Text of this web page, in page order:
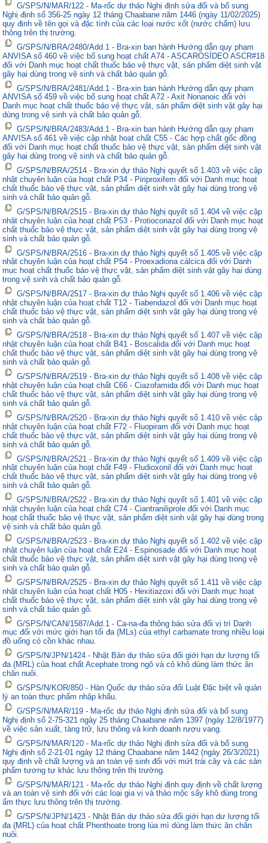
G/SPS/N/MAR/122 - Ma-rốc dự thảo Nghị định sửa đổi và bổ sung
Nghị định số 356-25 ngày 12 tháng Chaabane năm 1446 (ngày 11/02/2025)
quy định về tên gọi và đặc tính của các loại nước xốt (nước chấm) lưu
thông trên thị trường.
G/SPS/N/BRA/2480/Add.1 - Bra-xin ban hành Hướng dẫn quy phạm
ANVISA số 460 về việc bổ sung hoạt chất A74 - ASCAROSÍDEO ASCR#18
đối với Danh mục hoạt chất thuốc bảo vệ thực vật, sản phẩm diệt sinh vật
gây hại dùng trong vệ sinh và chất bảo quản gỗ.
G/SPS/N/BRA/2481/Add.1 - Bra-xin ban hành Hướng dẫn quy phạm
ANVISA số 459 về việc bổ sung hoạt chất A72 - Axit Nonanoic đối với
Danh mục hoạt chất thuốc bảo vệ thực vật, sản phẩm diệt sinh vật gây hại
dùng trong vệ sinh và chất bảo quản gỗ.
G/SPS/N/BRA/2483/Add.1 - Bra-xin ban hành Hướng dẫn quy phạm
ANVISA số 461 về việc cập nhật hoạt chất C55 - Các hợp chất gốc đồng
đối với Danh mục hoạt chất thuốc bảo vệ thực vật, sản phẩm diệt sinh vật
gây hại dùng trong vệ sinh và chất bảo quản gỗ.
G/SPS/N/BRA/2514 - Bra-xin dự thảo Nghị quyết số 1.403 về việc cập
nhật chuyên luận của hoạt chất P34 - Piriproxifem đối với Danh mục hoạt
chất thuốc bảo vệ thực vật, sản phẩm diệt sinh vật gây hại dùng trong vệ
sinh và chất bảo quản gỗ.
G/SPS/N/BRA/2515 - Bra-xin dự thảo Nghị quyết số 1.404 về việc cập
nhật chuyên luận của hoạt chất P53 - Protioconazol đối với Danh mục hoạt
chất thuốc bảo vệ thực vật, sản phẩm diệt sinh vật gây hại dùng trong vệ
sinh và chất bảo quản gỗ.
G/SPS/N/BRA/2516 - Bra-xin dự thảo Nghị quyết số 1.405 về việc cập
nhật chuyên luận của hoạt chất P54 - Proexadiona cálcica đối với Danh
mục hoạt chất thuốc bảo vệ thực vật, sản phẩm diệt sinh vật gây hại dùng
trong vệ sinh và chất bảo quản gỗ.
G/SPS/N/BRA/2517 - Bra-xin dự thảo Nghị quyết số 1.406 về việc cập
nhật chuyên luận của hoạt chất T12 - Tiabendazol đối với Danh mục hoạt
chất thuốc bảo vệ thực vật, sản phẩm diệt sinh vật gây hại dùng trong vệ
sinh và chất bảo quản gỗ.
G/SPS/N/BRA/2518 - Bra-xin dự thảo Nghị quyết số 1.407 về việc cập
nhật chuyên luận của hoạt chất B41 - Boscalida đối với Danh mục hoạt
chất thuốc bảo vệ thực vật, sản phẩm diệt sinh vật gây hại dùng trong vệ
sinh và chất bảo quản gỗ.
G/SPS/N/BRA/2519 - Bra-xin dự thảo Nghị quyết số 1.408 về việc cập
nhật chuyên luận của hoạt chất C66 - Ciazofamida đối với Danh mục hoạt
chất thuốc bảo vệ thực vật, sản phẩm diệt sinh vật gây hại dùng trong vệ
sinh và chất bảo quản gỗ.
G/SPS/N/BRA/2520 - Bra-xin dự thảo Nghị quyết số 1.410 về việc cập
nhật chuyên luận của hoạt chất F72 - Fluopiram đối với Danh mục hoạt
chất thuốc bảo vệ thực vật, sản phẩm diệt sinh vật gây hại dùng trong vệ
sinh và chất bảo quản gỗ.
G/SPS/N/BRA/2521 - Bra-xin dự thảo Nghị quyết số 1.409 về việc cập
nhật chuyên luận của hoạt chất F49 - Fludioxonil đối với Danh mục hoạt
chất thuốc bảo vệ thực vật, sản phẩm diệt sinh vật gây hại dùng trong vệ
sinh và chất bảo quản gỗ.
G/SPS/N/BRA/2522 - Bra-xin dự thảo Nghị quyết số 1.401 về việc cập
nhật chuyên luận của hoạt chất C74 - Ciantraniliprole đối với Danh mục
hoạt chất thuốc bảo vệ thực vật, sản phẩm diệt sinh vật gây hại dùng trong
vệ sinh và chất bảo quản gỗ.
G/SPS/N/BRA/2523 - Bra-xin dự thảo Nghị quyết số 1.402 về việc cập
nhật chuyên luận của hoạt chất E24 - Espinosade đối với Danh mục hoạt
chất thuốc bảo vệ thực vật, sản phẩm diệt sinh vật gây hại dùng trong vệ
sinh và chất bảo quản gỗ.
G/SPS/N/BRA/2525 - Bra-xin dự thảo Nghị quyết số 1.411 về việc cập
nhật chuyên luận của hoạt chất H05 - Hexitiazoxi đối với Danh mục hoạt
chất thuốc bảo vệ thực vật, sản phẩm diệt sinh vật gây hại dùng trong vệ
sinh và chất bảo quản gỗ.
G/SPS/N/CAN/1587/Add.1 - Ca-na-đa thông báo sửa đổi vị trí Danh
mục đối với mức giới hạn tối đa (MLs) của ethyl carbamate trong nhiều loại
đồ uống có cồn khác nhau.
G/SPS/N/JPN/1424 - Nhật Bản dự thảo sửa đổi giới hạn dư lượng tối
đa (MRL) của hoạt chất Acephate trong ngô và cỏ khô dùng làm thức ăn
chăn nuôi.
G/SPS/N/KOR/850 - Hàn Quốc dự thảo sửa đổi Luật Đặc biệt về quản
lý an toàn thực phẩm nhập khẩu.
G/SPS/N/MAR/119 - Ma-rốc dự thảo Nghị định sửa đổi và bổ sung
Nghị định số 2-75-321 ngày 25 tháng Chaabane năm 1397 (ngày 12/8/1977)
về việc sản xuất, tàng trữ, lưu thông và kinh doanh rượu vang.
G/SPS/N/MAR/120 - Ma-rốc dự thảo Nghị định sửa đổi và bổ sung
Nghị định số 2-21-01 ngày 12 tháng Chaabane năm 1442 (ngày 26/3/2021)
quy định về chất lượng và an toàn vệ sinh đối với mứt trái cây và các sản
phẩm tương tự khác lưu thông trên thị trường.
G/SPS/N/MAR/121 - Ma-rốc dự thảo Nghị định quy định về chất lượng
và an toàn vệ sinh đối với các loại gia vị và thảo mộc sấy khô dùng trong
ẩm thực lưu thông trên thị trường.
G/SPS/N/JPN/1423 - Nhật Bản dự thảo sửa đổi giới hạn dư lượng tối
đa (MRL) của hoạt chất Phenthoate trong lúa mì dùng làm thức ăn chăn
nuôi.